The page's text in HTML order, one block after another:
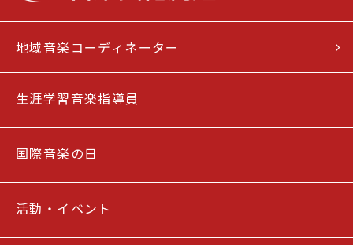
地域音楽コーディネーター
生涯学習音楽指導員
国際音楽の日
活動・イベント